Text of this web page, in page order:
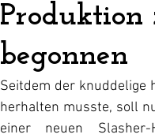
Produktion
begonnen
Seitdem der knuddelige
herhalten musste, soll
einer neuen